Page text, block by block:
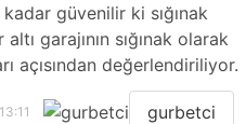
güvenilir ki sığınak
garajının sığınak olarak
açısından değerlendiriliyor.
gurbetci